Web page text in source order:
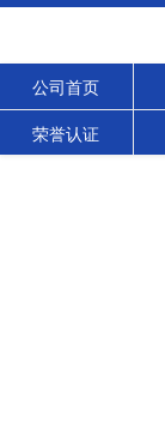
公司首页
荣誉认证